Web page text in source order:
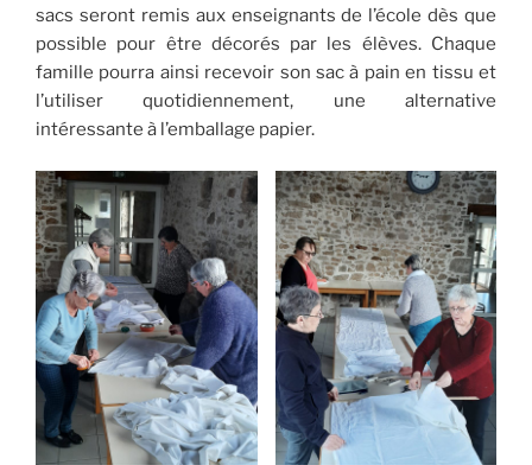
sacs seront remis aux enseignants de l’école dès que
possible pour être décorés par les élèves. Chaque
famille pourra ainsi recevoir son sac à pain en tissu et
l’utiliser quotidiennement, une alternative
intéressante à l’emballage papier.